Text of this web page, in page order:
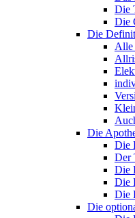
Die
Die
Die
Alle
Die
Die
Der
Die
Die
Die
Die